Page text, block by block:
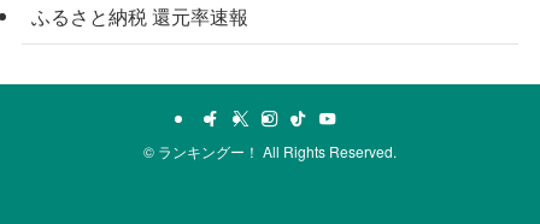
ふるさと納税 還元率速報
© ランキングー！ All Rights Reserved.